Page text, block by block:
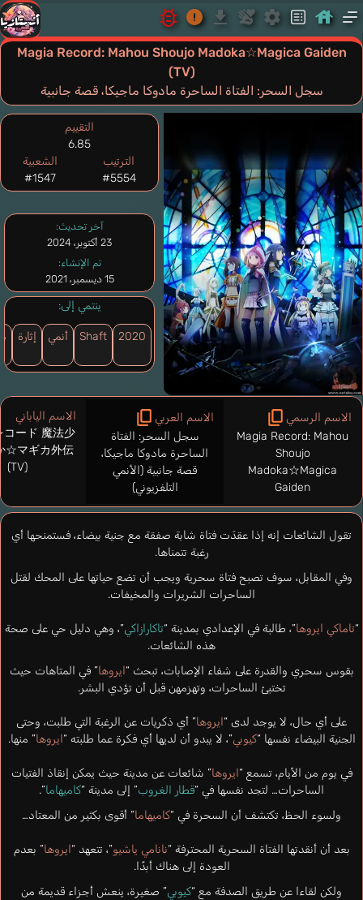
Magia Record: Mahou Shoujo Madoka☆Magica Gaiden
(TV)
سجل السحر: الفتاة الساحرة مادوكا ماجيكا، قصة جانبية
آخر تحديث:
23 أكتوبر، 2024
تم الإنشاء:
15 ديسمبر، 2021
ينتمي إلى:
2020
Shaft أنمي إثارة
تقول الشائعات إنه إذا عقدَت فتاة شابة صفقة مع جنية بيضاء، فستمنحها أي
رغبة تتمناها.
وفي المقابل، سوف تصبح فتاة سحرية ويجب أن تضع حياتها على المحك لقتل
الساحرات الشريرات والمخيفات.
“تاماكي ايروها”، طالبة في الإعدادي بمدينة “تاكارازاكي”، وهي دليل حي على صحة
هذه الشائعات.
بقوس سحري والقدرة على شفاء الإصابات، تبحث “ايروها” في المتاهات حيث
تختبئ الساحرات، وتهزمهن قبل أن تؤدي البشر.
على أي حال، لا يوجد لدى “ايروها” أي ذكريات عن الرغبة التي طلبت، وحتى
الجنية البيضاء نفسها “كيوبي”، لا يبدو أن لديها أي فكرة عما طلبته “ايروها” منها.
في يوم من الأيام، تسمع “ايروها” شائعات عن مدينة حيث يمكن إنقاذ الفتيات
الساحرات… لتجد نفسها في “قطار الغروب” إلى مدينة “كاميهاما”.
ولسوء الحظ، تكتشف أن السحرة في “كاميهاما” أقوى بكثير من المعتاد…
بعد أن أنقدتها الفتاة السحرية المحترفة “نانامي ياشيو”، تتعهد “ايروها” بعدم
العودة إلى هناك أبدًا.
ولكن لقاءا عن طريق الصدفة مع “كيوبي” صغيرة، ينعش أجزاء قديمة من
الاسم الرسمي
Magia Record: Mahou
Shoujo
Madoka☆Magica
Gaiden
الاسم العربي
سجل السحر: الفتاة
الساحرة مادوكا ماجيكا،
قصة جانبية (الأنمي
التلفزيوني)
الاسم الياباني
コード 魔法少
☆マギカ外伝
(TV)
التقييم
6.85
الترتيب
#5554
الشعبية
#1547